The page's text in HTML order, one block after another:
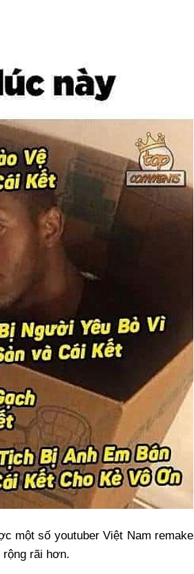
một số youtuber Việt Nam remake
rộng rãi hơn.